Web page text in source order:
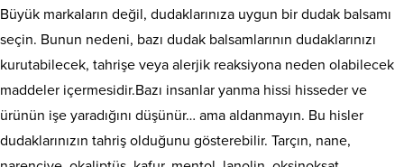
Büyük markaların değil, dudaklarınıza uygun bir dudak balsamı
seçin. Bunun nedeni, bazı dudak balsamlarının dudaklarınızı
kurutabilecek, tahrişe veya alerjik reaksiyona neden olabilecek
maddeler içermesidir.Bazı insanlar yanma hissi hisseder ve
ürünün işe yaradığını düşünür… ama aldanmayın. Bu hisler
dudaklarınızın tahriş olduğunu gösterebilir. Tarçın, nane,